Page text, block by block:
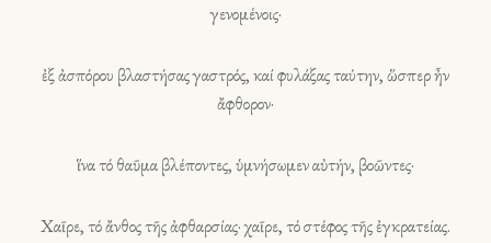
γενομένοις·
ἐξ ἀσπόρου βλαστήσας γαστρός, καί φυλάξας ταύτην, ὥσπερ ἦν
ἄφθορον·
ἵνα τό θαῦμα βλέποντες, ὑμνήσωμεν αὐτήν, βοῶντες·
Χαῖρε, τό ἄνθος τῆς ἀφθαρσίας· χαῖρε, τό στέφος τῆς ἐγκρατείας.